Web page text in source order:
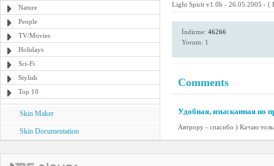
Nature
People
TV/Movies
Holidays
Sci-Fi
Stylish
Top 10
Skin Maker
Skin Documentation
Light Spirit v1.0b - 26.05.2005 - (
İndirme: 46266
Yorum: 1
Comments
Удобная, изысканная но
Автрору - спасибо ) Качаю